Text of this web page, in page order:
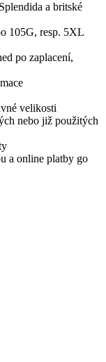
a britské
105G, resp. 5XL
po zaplacení,
velikosti
nebo již použitých
a online platby go